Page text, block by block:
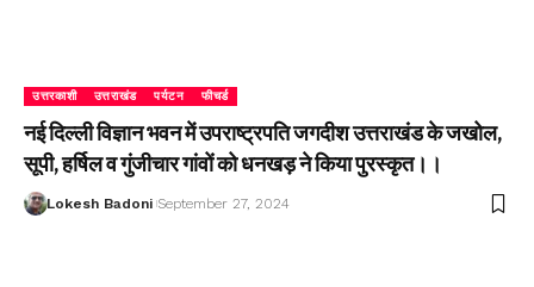
उत्तरकाशी उत्तराखंड पर्यटन फीचर्ड
नई दिल्ली विज्ञान भवन में उपराष्ट्रपति जगदीश उत्तराखंड के जखोल,
सूपी, हर्षिल व गुंजीचार गांवों को धनखड़ ने किया पुरस्कृत।।
Lokesh Badoni September 27, 2024